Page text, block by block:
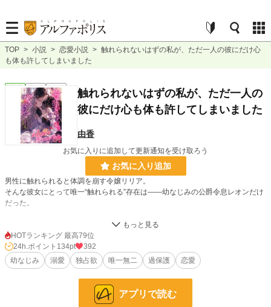
TOP > 小説 > 恋愛小説 > 触れられないはずの私が、ただ一人の彼にだけ心
も体も許してしまいました
完結 短編
触れられないはずの私が、ただ一人の
彼にだけ心も体も許してしまいました
由香
お気に入りに追加して更新通知を受け取ろう
お気に入り追加
男性に触れられると体調を崩す令嬢リリア。
そんな彼女にとって唯一“触れられる”存在は――幼なじみの公爵令息レオンだけ
だった。
手を取られ、抱き寄せられ、当たり前のように触れられる日々。
それがどれほど特別なことなのか、彼女はまだ知らない。
やがて政略結婚の話が持ち上がり、“触れられない相手との結婚”か、“彼に触れら
れる人生”かを選ぶことに。
「お前に触れていいのは俺だけだ」
HOTランキング 最高79位
24h.ポイント 134pt
392
幼なじみ
溺愛 独占欲 唯一無二 過保護 恋愛
アプリで読む